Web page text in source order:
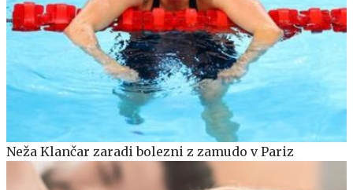
Neža Klančar zaradi bolezni z zamudo v Pariz